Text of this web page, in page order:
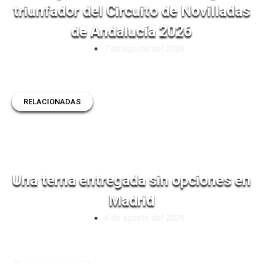
triunfador del Circuito de Novilladas
de Andalucía 2026
RELACIONADAS
Una terna entregada sin opciones en
Madrid